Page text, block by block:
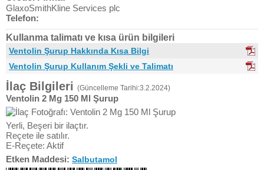
GlaxoSmithKline Services plc
Telefon:
Kullanma talimatı ve kısa ürün bilgileri
Ventolin Şurup Hakkında Kısa Bilgi
Ventolin Şurup Kullanım Şekli ve Talimatı
İlaç Bilgileri (Güncelleme Tarihi:3.2.2024)
Ventolin 2 Mg 150 Ml Şurup
Yerli, Beşeri bir ilaçtır.
Reçete ile satılır.
E-Reçete: Aktif
Etken Maddesi: Salbutamol